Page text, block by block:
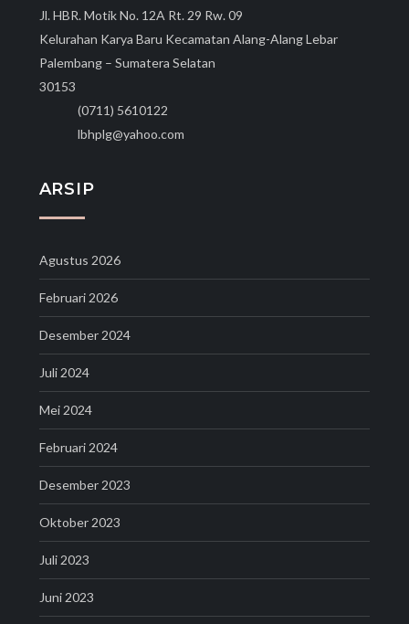
Jl. HBR. Motik No. 12A Rt. 29 Rw. 09
Kelurahan Karya Baru Kecamatan Alang-Alang Lebar
Palembang – Sumatera Selatan
30153
(0711) 5610122
lbhplg@yahoo.com
ARSIP
Agustus 2026
Februari 2026
Desember 2024
Juli 2024
Mei 2024
Februari 2024
Desember 2023
Oktober 2023
Juli 2023
Juni 2023